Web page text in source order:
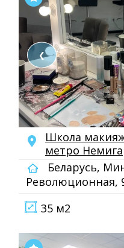
❮
Школа
метро Немига
Беларусь,
Революционная,
35 м2